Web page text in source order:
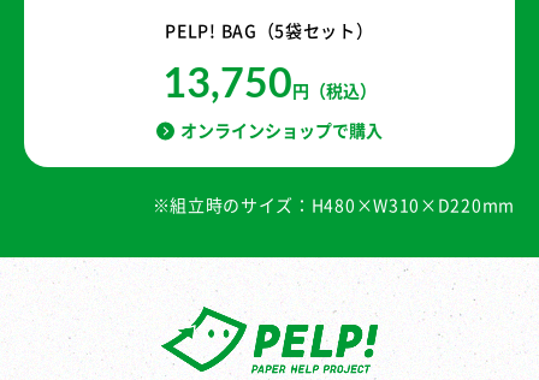
PELP! BAG（5袋セット）
13,750 円（税込）
オンラインショップで購入
※組立時のサイズ：H480×W310×D220mm